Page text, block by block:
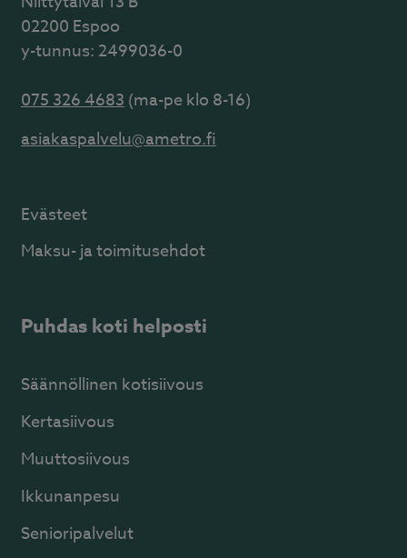
02200 Espoo
y-tunnus: 2499036-0
075 326 4683(ma-pe klo 8-16)
asiakaspalvelu@ametro.fi
Evästeet
Maksu- ja toimitusehdot
Puhdas koti helposti
Säännöllinen kotisiivous
Kertasiivous
Muuttosiivous
Ikkunanpesu
Senioripalvelut